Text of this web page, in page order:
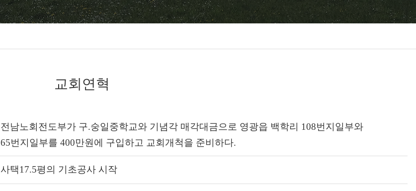
교회연혁
전남노회전도부가 구.숭일중학교와 기념각 매각대금으로 영광읍 백학리 108번지일부와
65번지일부를 400만원에 구입하고 교회개척을 준비하다.
사택17.5평의 기초공사 시작